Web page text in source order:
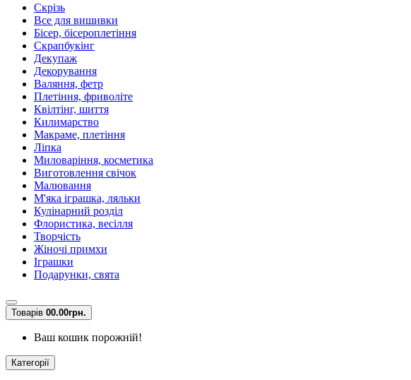
Скрізь
Все для вишивки
Бісер, бісероплетіння
Скрапбукінг
Декупаж
Декорування
Валяння, фетр
Плетіння, фриволіте
Квілтінг, шиття
Килимарство
Макраме, плетіння
Ліпка
Миловаріння, косметика
Виготовлення свічок
Малювання
М'яка іграшка, ляльки
Кулінарний розділ
Флористика, весілля
Творчість
Жіночі примхи
Іграшки
Подарунки, свята
Товарів 00.00грн.
Ваш кошик порожній!
Категорії